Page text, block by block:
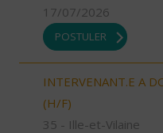
17/07/2026
POSTULER
INTERVENANT.E A
(H/F)
35 - Ille-et-Vilaine